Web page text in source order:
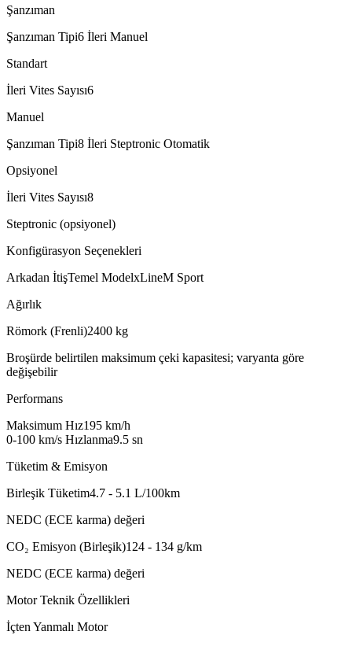
Şanzıman
Şanzıman Tipi6 İleri Manuel
Standart
İleri Vites Sayısı6
Manuel
Şanzıman Tipi8 İleri Steptronic Otomatik
Opsiyonel
İleri Vites Sayısı8
Steptronic (opsiyonel)
Konfigürasyon Seçenekleri
Arkadan İtişTemel ModelxLineM Sport
Ağırlık
Römork (Frenli)2400 kg
Broşürde belirtilen maksimum çeki kapasitesi; varyanta göre
değişebilir
Performans
Maksimum Hız195 km/h
0-100 km/s Hızlanma9.5 sn
Tüketim & Emisyon
Birleşik Tüketim4.7 - 5.1 L/100km
NEDC (ECE karma) değeri
CO₂ Emisyon (Birleşik)124 - 134 g/km
NEDC (ECE karma) değeri
Motor Teknik Özellikleri
İçten Yanmalı Motor